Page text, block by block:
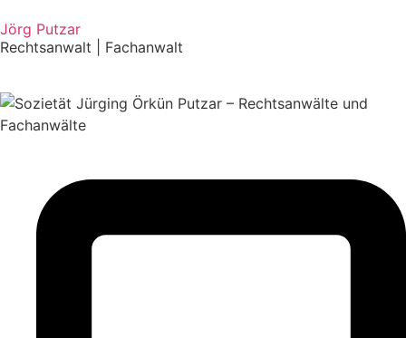
Jörg Putzar
Rechtsanwalt | Fachanwalt